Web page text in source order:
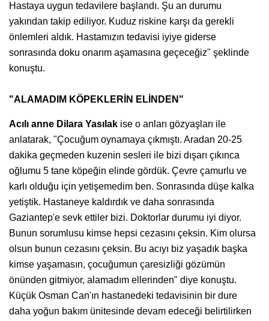
Hastaya uygun tedavilere başlandı. Şu an durumu
yakından takip ediliyor. Kuduz riskine karşı da gerekli
önlemleri aldık. Hastamızın tedavisi iyiye giderse
sonrasında doku onarım aşamasına geçeceğiz" şeklinde
konuştu.
"ALAMADIM KÖPEKLERİN ELİNDEN"
Acılı anne Dilara Yasılak ise o anları gözyaşları ile
anlatarak, "Çocuğum oynamaya çıkmıştı. Aradan 20-25
dakika geçmeden kuzenin sesleri ile bizi dışarı çıkınca
oğlumu 5 tane köpeğin elinde gördük. Çevre çamurlu ve
karlı olduğu için yetişemedim ben. Sonrasında düşe kalka
yetiştik. Hastaneye kaldırdık ve daha sonrasında
Gaziantep'e sevk ettiler bizi. Doktorlar durumu iyi diyor.
Bunun sorumlusu kimse hepsi cezasını çeksin. Kim olursa
olsun bunun cezasını çeksin. Bu acıyı biz yaşadık başka
kimse yaşamasın, çocuğumun çaresizliği gözümün
önünden gitmiyor, alamadım ellerinden" diye konuştu.
Küçük Osman Can'ın hastanedeki tedavisinin bir dure
daha yoğun bakım ünitesinde devam edeceği belirtilirken